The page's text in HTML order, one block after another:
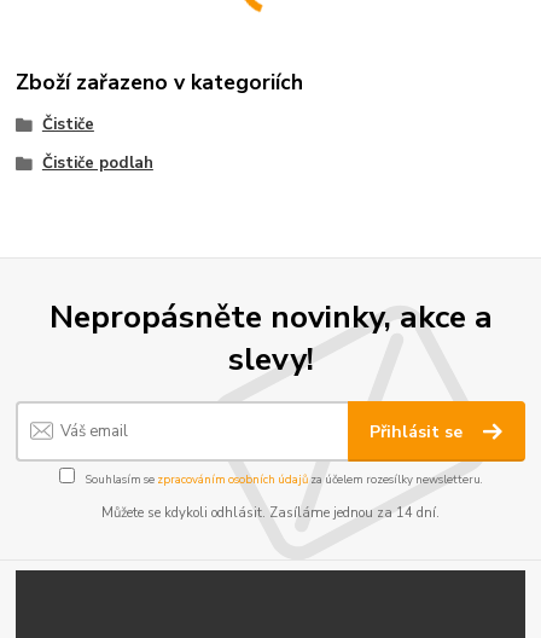
Zboží zařazeno v kategoriích
Čističe
Čističe podlah
Nepropásněte novinky, akce a
slevy!
Přihlásit se
Souhlasím se zpracováním osobních údajůza účelem rozesílky newsletteru.
Můžete se kdykoli odhlásit. Zasíláme jednou za 14 dní.